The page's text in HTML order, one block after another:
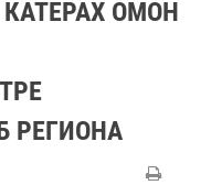
ОМОН
РЕГИОНА